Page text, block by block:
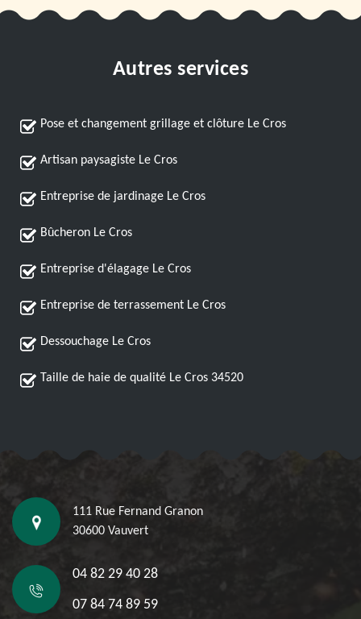
Autres services
Pose et changement grillage et clôture Le Cros
Artisan paysagiste Le Cros
Entreprise de jardinage Le Cros
Bûcheron Le Cros
Entreprise d'élagage Le Cros
Entreprise de terrassement Le Cros
Dessouchage Le Cros
Taille de haie de qualité Le Cros 34520
111 Rue Fernand Granon
30600 Vauvert
04 82 29 40 28
07 84 74 89 59